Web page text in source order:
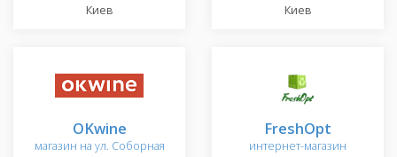
Киев
Киев
OKwine
магазин на ул. Соборная
FreshOpt
интернет-магазин